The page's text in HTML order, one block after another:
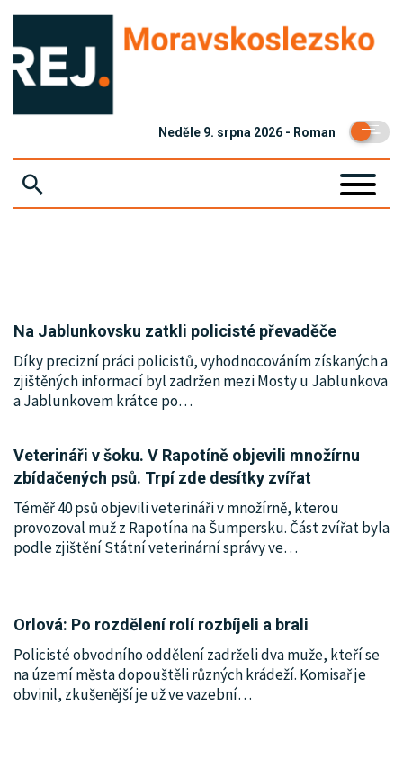
Neděle 9. srpna 2026 - Roman
KULTURA
SPOLEČNOST
Na Jablunkovsku zatkli policisté převaděče
Díky precizní práci policistů, vyhodnocováním získaných a
zjištěných informací byl zadržen mezi Mosty u Jablunkova
a Jablunkovem krátce po…
Veterináři v šoku. V Rapotíně objevili množírnu
zbídačených psů. Trpí zde desítky zvířat
Téměř 40 psů objevili veterináři v množírně, kterou
provozoval muž z Rapotína na Šumpersku. Část zvířat byla
podle zjištění Státní veterinární správy ve…
Orlová: Po rozdělení rolí rozbíjeli a brali
Policisté obvodního oddělení zadrželi dva muže, kteří se
na území města dopouštěli různých krádeží. Komisař je
obvinil, zkušenější je už ve vazební…